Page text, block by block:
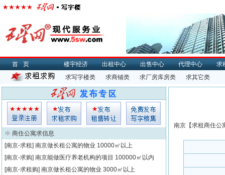
首页 楼宇经济 出租中心 出售中心 代理中心
求
求写字楼类
求商铺类 求厂房库房类 求其它类
南京【求租商住公
商住公寓求信息
[南京-求租] 南京做长租公寓的物业 10000㎡以上
[南京-求购] 南京能做医疗养老机构的项目 100000㎡以内
[南京-求租购] 南京做长租公寓的物业 3000㎡以上